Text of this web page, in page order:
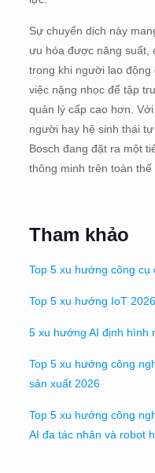
Sự chuyển dịch này
ưu hóa được năng suất,
trong khi người lao
việc nặng nhọc để tập
quản lý cấp cao hơn.
người hay hệ sinh thái
Bosch đang đặt ra một
thông minh trên toàn
Tham khảo
Top 5 xu hướng công cụ
Top 5 xu hướng IoT 2026
5 xu hướng AI định hình
Top 5 xu hướng công
sản xuất 2026
Top 5 xu hướng công
AI đa tác nhân và robot